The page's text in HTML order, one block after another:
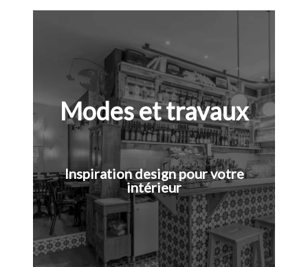
Modes et travaux
Inspiration design pour votre
intérieur